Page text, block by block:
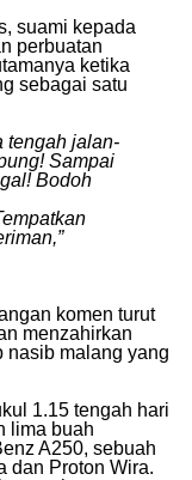
suami kepada
perbuatan
ketika
sebagai satu
tengah jalan-
Sampai
Bodoh
komen turut
menzahirkan
nasib malang yang
1.15 tengah hari
lima buah
A250, sebuah
dan Proton Wira.